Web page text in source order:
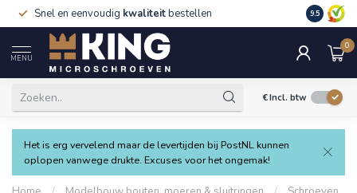
Snel en eenvoudig kwaliteitbestellen 9.5
MENU
0
€Incl. btw
Het is erg vervelend maar de levertijden bij PostNL kunnen
oplopen vanwege drukte. Excuses voor het ongemak!